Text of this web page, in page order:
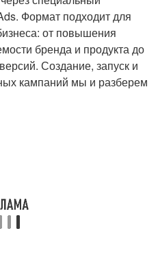
Формат подходит для
от повышения
бренда и продукта до
Создание, запуск и
кампаний мы и разберем